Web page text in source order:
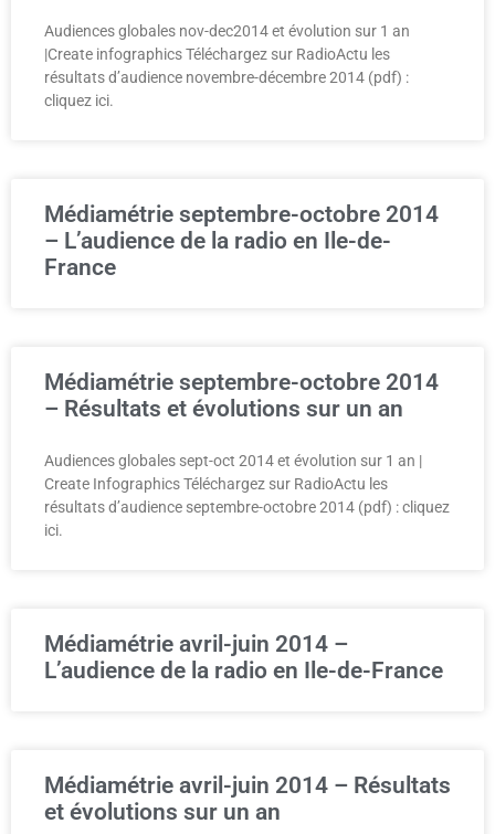
Audiences globales nov-dec2014 et évolution sur 1 an
|Create infographics Téléchargez sur RadioActu les
résultats d’audience novembre-décembre 2014 (pdf) :
cliquez ici.
Médiamétrie septembre-octobre 2014
– L’audience de la radio en Ile-de-
France
Médiamétrie septembre-octobre 2014
– Résultats et évolutions sur un an
Audiences globales sept-oct 2014 et évolution sur 1 an |
Create Infographics Téléchargez sur RadioActu les
résultats d’audience septembre-octobre 2014 (pdf) : cliquez
ici.
Médiamétrie avril-juin 2014 –
L’audience de la radio en Ile-de-France
Médiamétrie avril-juin 2014 – Résultats
et évolutions sur un an